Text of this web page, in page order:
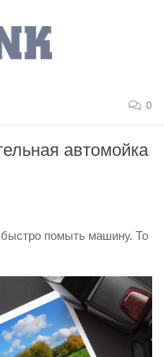
0
автомойка
помыть машину. То